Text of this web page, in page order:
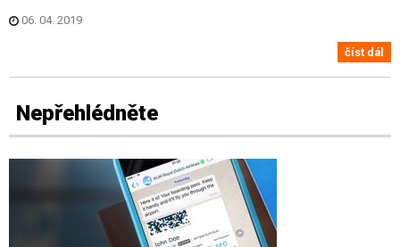
06. 04. 2019
číst dál
Nepřehlédněte